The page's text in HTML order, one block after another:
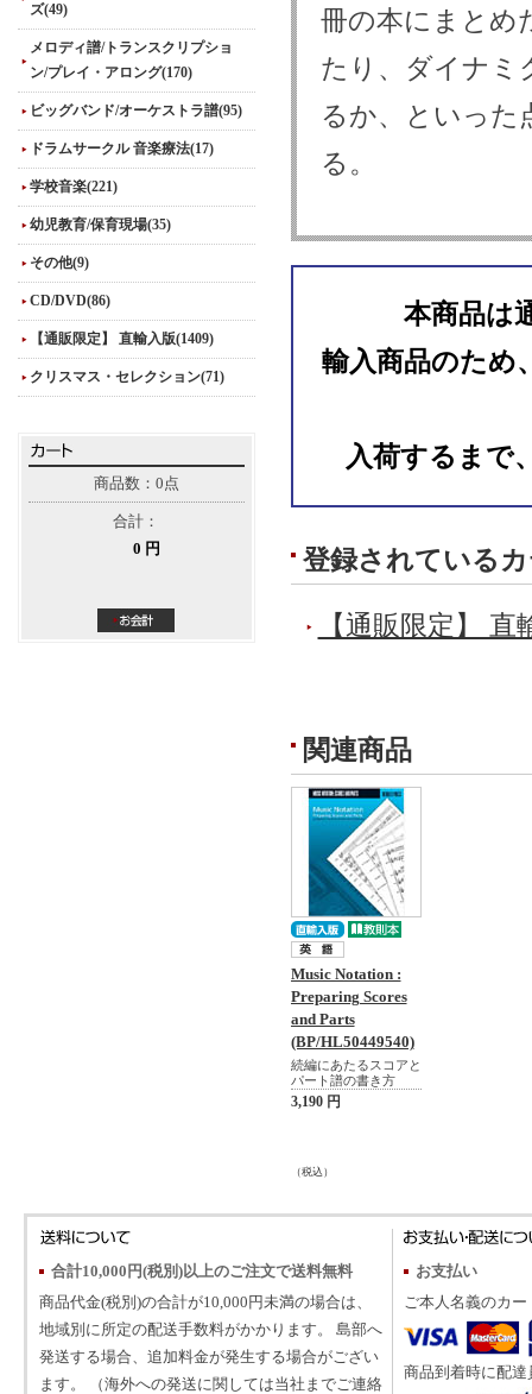
ズ(49)
メロディ譜/トランスクリプショ
ン/プレイ・アロング(170)
ビッグバンド/オーケストラ譜(95)
ドラムサークル 音楽療法(17)
学校音楽(221)
幼児教育/保育現場(35)
その他(9)
CD/DVD(86)
【通販限定】 直輸入版(1409)
クリスマス・セレクション(71)
商品数：0点
合計：
0 円
冊の本にまとめ
たり、ダイナミ
るか、といった
る。
本商品は
輸入商品のため
入荷するまで
登録されている
【通販限定】 直
関連商品
Music Notation :
Preparing Scores
and Parts
(BP/HL50449540)
続編にあたるスコアと
パート譜の書き方
3,190 円
（税込）
合計10,000円(税別)以上のご注文で送料無料
商品代金(税別)の合計が10,000円未満の場合は、
地域別に所定の配送手数料がかかります。 島部へ
発送する場合、追加料金が発生する場合がござい
ます。 （海外への発送に関しては当社までご連絡
お支払い
ご本人名義のカ
商品到着時に配